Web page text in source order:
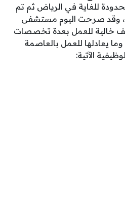
للغاية في الرياض ثم تم
عام 1396هـ،1975م، وقد صرحت اليوم مستشفى
خالية للعمل بعدة تخصصات
يعادلها للعمل بالعاصمة
الآتية: